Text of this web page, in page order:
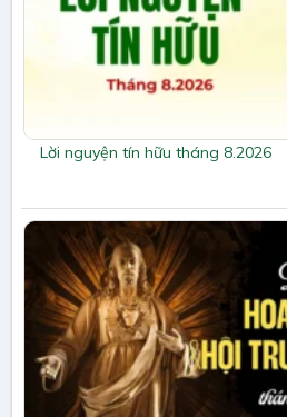
Lời nguyện tín hữu tháng 8.2026